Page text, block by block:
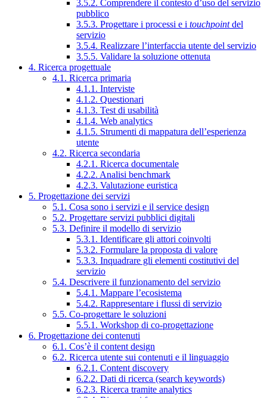
3.5.2. Comprendere il contesto d’uso del servizio
pubblico
3.5.3. Progettare i processi e i touchpointdel
servizio
3.5.4. Realizzare l’interfaccia utente del servizio
3.5.5. Validare la soluzione ottenuta
4. Ricerca progettuale
4.1. Ricerca primaria
4.1.1. Interviste
4.1.2. Questionari
4.1.3. Test di usabilità
4.1.4. Web analytics
4.1.5. Strumenti di mappatura dell’esperienza
utente
4.2. Ricerca secondaria
4.2.1. Ricerca documentale
4.2.2. Analisi benchmark
4.2.3. Valutazione euristica
5. Progettazione dei servizi
5.1. Cosa sono i servizi e il service design
5.2. Progettare servizi pubblici digitali
5.3. Definire il modello di servizio
5.3.1. Identificare gli attori coinvolti
5.3.2. Formulare la proposta di valore
5.3.3. Inquadrare gli elementi costitutivi del
servizio
5.4. Descrivere il funzionamento del servizio
5.4.1. Mappare l’ecosistema
5.4.2. Rappresentare i flussi di servizio
5.5. Co-progettare le soluzioni
5.5.1. Workshop di co-progettazione
6. Progettazione dei contenuti
6.1. Cos’è il content design
6.2. Ricerca utente sui contenuti e il linguaggio
6.2.1. Content discovery
6.2.2. Dati di ricerca (search keywords)
6.2.3. Ricerca tramite analytics